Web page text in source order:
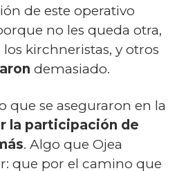
de este operativo
no les queda otra,
kirchneristas, y otros
demasiado.
que se aseguraron en la
la participación de
. Algo que Ojea
que por el camino que